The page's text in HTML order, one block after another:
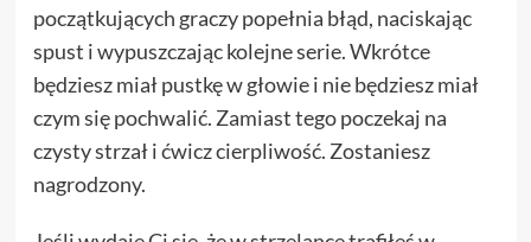
początkujących graczy popełnia błąd, naciskając
spust i wypuszczając kolejne serie. Wkrótce
będziesz miał pustkę w głowie i nie będziesz miał
czym się pochwalić. Zamiast tego poczekaj na
czysty strzał i ćwicz cierpliwość. Zostaniesz
nagrodzony.